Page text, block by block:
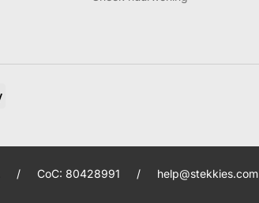
/ CoC: 80428991 / help@stekkies.com